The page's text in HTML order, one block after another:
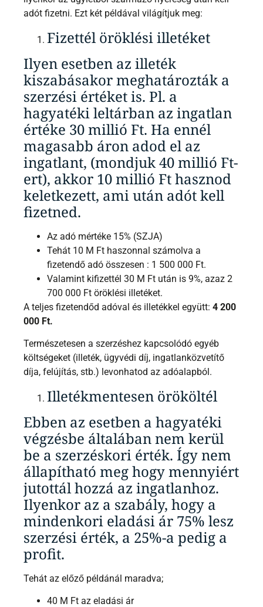
adót fizetni. Ezt két példával világítjuk meg:
Fizettél öröklési illetéket
Ilyen esetben az illeték
kiszabásakor meghatározták a
szerzési értéket is. Pl. a
hagyatéki leltárban az ingatlan
értéke 30 millió Ft. Ha ennél
magasabb áron adod el az
ingatlant, (mondjuk 40 millió Ft-
ert), akkor 10 millió Ft hasznod
keletkezett, ami után adót kell
fizetned.
Az adó mértéke 15% (SZJA)
Tehát 10 M Ft haszonnal számolva a
fizetendő adó összesen : 1 500 000 Ft.
Valamint kifizettél 30 M Ft után is 9%, azaz 2
700 000 Ft öröklési illetéket.
A teljes fizetendőd adóval és illetékkel együtt: 4 200
000 Ft.
Természetesen a szerzéshez kapcsolódó egyéb
költségeket (illeték, ügyvédi díj, ingatlanközvetítő
díja, felújítás, stb.) levonhatod az adóalapból.
Illetékmentesen örököltél
Ebben az esetben a hagyatéki
végzésbe általában nem kerül
be a szerzéskori érték. Így nem
állapítható meg hogy mennyiért
jutottál hozzá az ingatlanhoz.
Ilyenkor az a szabály, hogy a
mindenkori eladási ár 75% lesz
szerzési érték, a 25%-a pedig a
profit.
Tehát az előző példánál maradva;
40 M Ft az eladási ár